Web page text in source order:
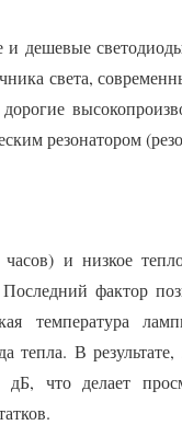
дешевые
света,
резонатором
и низкое
фактор
температура
тепла. В
что делает